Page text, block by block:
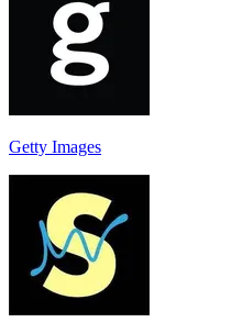
Getty Images